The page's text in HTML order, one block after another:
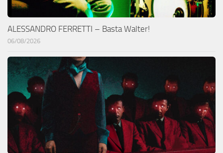
ALESSANDRO FERRETTI – Basta Walter!
06/08/2026